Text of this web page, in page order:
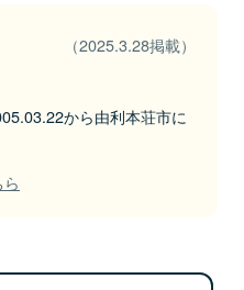
（2025.3.28掲載）
から由利本荘市に